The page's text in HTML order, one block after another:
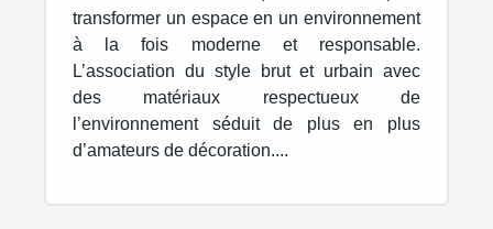
transformer un espace en un environnement
à la fois moderne et responsable.
L’association du style brut et urbain avec
des matériaux respectueux de
l’environnement séduit de plus en plus
d’amateurs de décoration....